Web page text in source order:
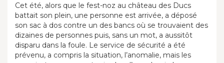
Cet été, alors que le fest-noz au château des Ducs
battait son plein, une personne est arrivée, a déposé
son sac à dos contre un des bancs où se trouvaient des
dizaines de personnes puis, sans un mot, a aussitôt
disparu dans la foule. Le service de sécurité a été
prévenu, a compris la situation, l’anomalie, mais les